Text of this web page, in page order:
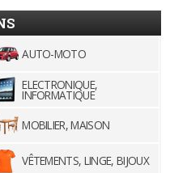
AUTO-MOTO
ELECTRONIQUE,
INFORMATIQUE
MOBILIER, MAISON
VÊTEMENTS, LINGE, BIJOUX